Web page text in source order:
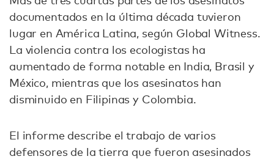
documentados en la última década tuvieron
lugar en América Latina, según Global Witness.
La violencia contra los ecologistas ha
aumentado de forma notable en India, Brasil y
México, mientras que los asesinatos han
disminuido en Filipinas y Colombia.
El informe describe el trabajo de varios
defensores de la tierra que fueron asesinados